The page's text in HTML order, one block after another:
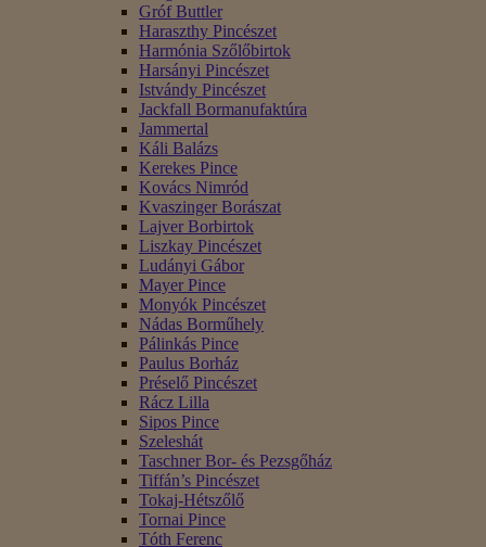
Gróf Buttler
Haraszthy Pincészet
Harmónia Szőlőbirtok
Harsányi Pincészet
Istvándy Pincészet
Jackfall Bormanufaktúra
Jammertal
Káli Balázs
Kerekes Pince
Kovács Nimród
Kvaszinger Borászat
Lajver Borbirtok
Liszkay Pincészet
Ludányi Gábor
Mayer Pince
Monyók Pincészet
Nádas Borműhely
Pálinkás Pince
Paulus Borház
Préselő Pincészet
Rácz Lilla
Sipos Pince
Szeleshát
Taschner Bor- és Pezsgőház
Tiffán’s Pincészet
Tokaj-Hétszőlő
Tornai Pince
Tóth Ferenc